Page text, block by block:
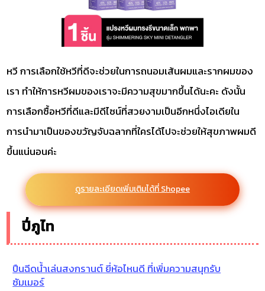
หวี การเลือกใช้หวีที่ดีจะช่วยในการถนอมเส้นผมและรากผมของ
เรา ทำให้การหวีผมของเราจะมีความสุขมากขึ้นได้นะคะ ดังนั้น
การเลือกซื้อหวีที่ดีและมีดีไซน์ที่สวยงามเป็นอีกหนึ่งไอเดียใน
การนำมาเป็นของขวัญจับฉลากที่ใครได้ไปจะช่วยให้สุขภาพผมดี
ขึ้นแน่นอนค่ะ
ดูรายละเอียดเพิ่มเติมได้ที่ Shopee
ปี่ภูไท
ปืนฉีดน้ำเล่นสงกรานต์ ยี่ห้อไหนดี ที่เพิ่มความสนุกรับ
ซัมเมอร์